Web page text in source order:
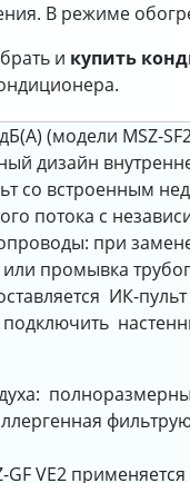
В режиме
и купить
(модели MSZ-
дизайн
со встроенным
потока с
при
промывка
ИК-
GF VE2